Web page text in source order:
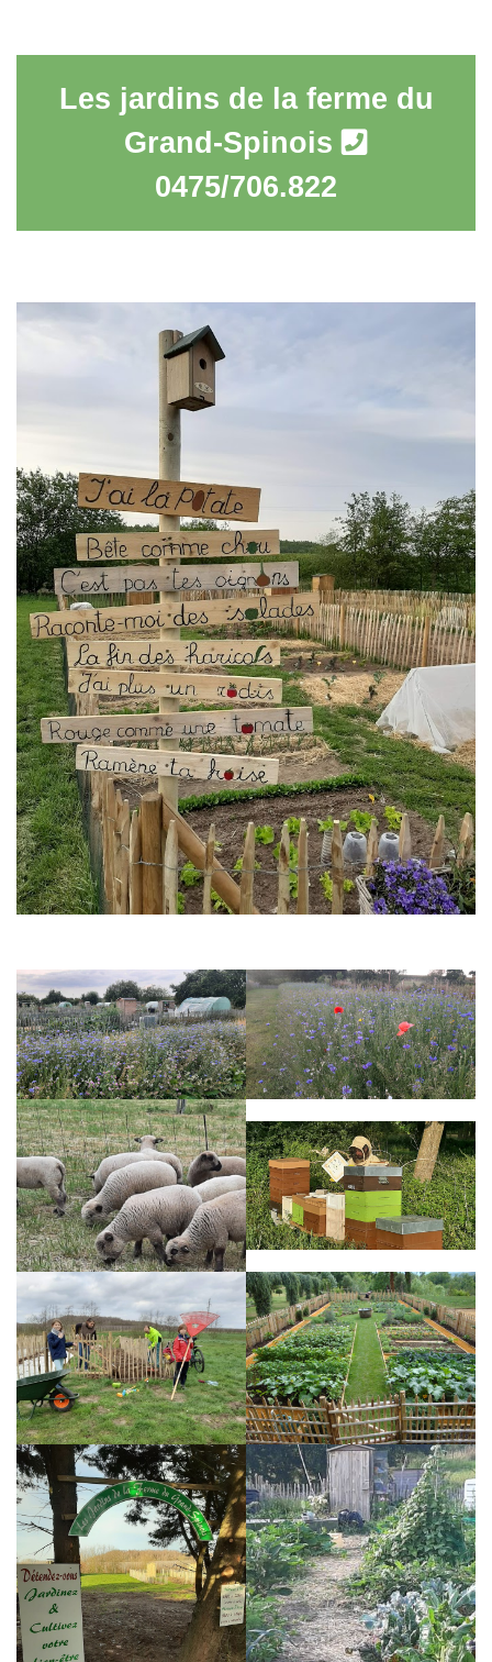
Les jardins de la ferme du
Grand-Spinois
0475/706.822